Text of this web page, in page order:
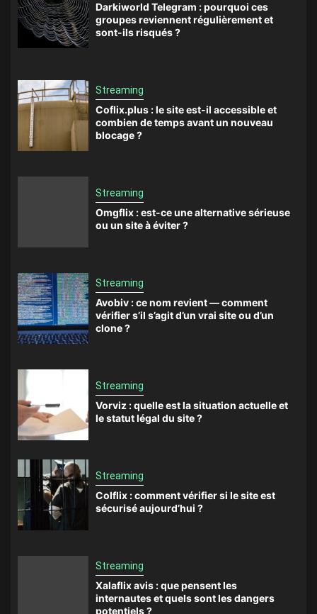
Darkiworld Telegram : pourquoi ces
groupes reviennent régulièrement et
sont-ils risqués ?
Streaming
Coflix.plus : le site est-il accessible et
combien de temps avant un nouveau
blocage ?
Streaming
Omgflix : est-ce une alternative sérieuse
ou un site à éviter ?
Streaming
Avobiv : ce nom revient — comment
vérifier s’il s’agit d’un vrai site ou d’un
clone ?
Streaming
Vorviz : quelle est la situation actuelle et
le statut légal du site ?
Streaming
Colflix : comment vérifier si le site est
sécurisé aujourd’hui ?
Streaming
Xalaflix avis : que pensent les
internautes et quels sont les dangers
potentiels ?